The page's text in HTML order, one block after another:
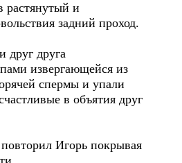
растянутый и
задний проход.
друг друга
извергающейся из
спермы и упали
в объятия друг
Игорь покрывая